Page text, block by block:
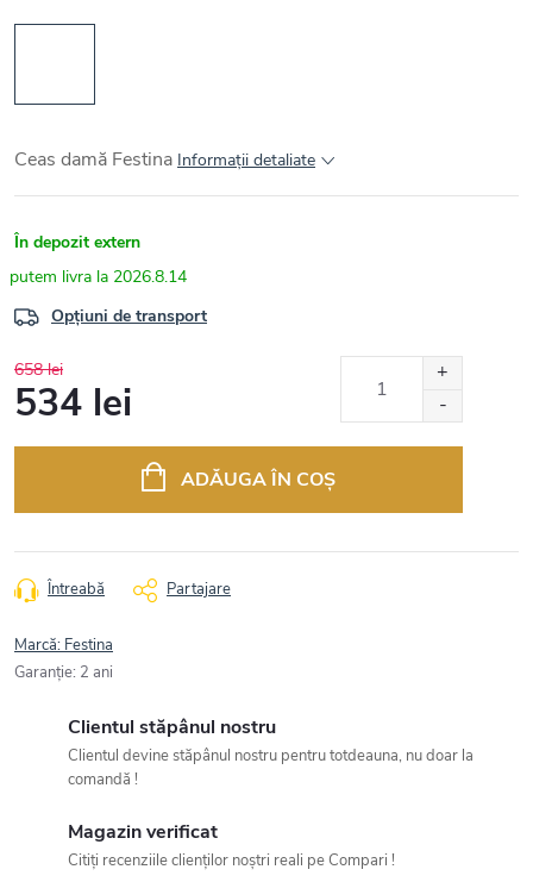
Ceas damă Festina Informaţii detaliate
În depozit extern
2026.8.14
Opțiuni de transport
658 lei
534 lei
ADĂUGA ÎN COŞ
Întreabă Partajare
Marcă: Festina
Garanţie: 2 ani
Clientul stăpânul nostru
Clientul devine stăpânul nostru pentru totdeauna, nu doar la
comandă !
Magazin verificat
Citiți recenziile clienților noștri reali pe Compari !